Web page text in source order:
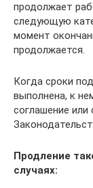
продолжает
следующую
момент
продолжается.
Когда сроки
выполнена, к
соглашение
Продление
случаях: